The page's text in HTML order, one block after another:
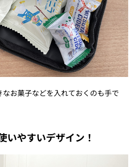
お菓子などを入れておくのも手で
いやすいデザイン！